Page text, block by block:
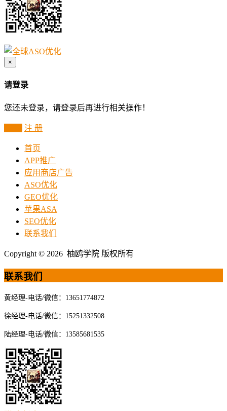
×
请登录
您还未登录，请登录后再进行相关操作！
注 册
首页
APP推广
应用商店广告
ASO优化
GEO优化
苹果ASA
SEO优化
联系我们
Copyright © 2026 柚鸥学院 版权所有
联系我们
黄经理-电话/微信：13651774872
徐经理-电话/微信：15251332508
陆经理-电话/微信：13585681535